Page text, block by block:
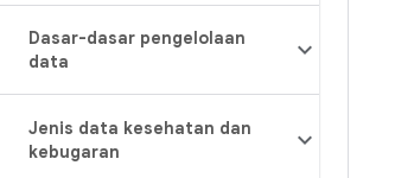
Dasar-dasar pengelolaan
data
Jenis data kesehatan dan
kebugaran